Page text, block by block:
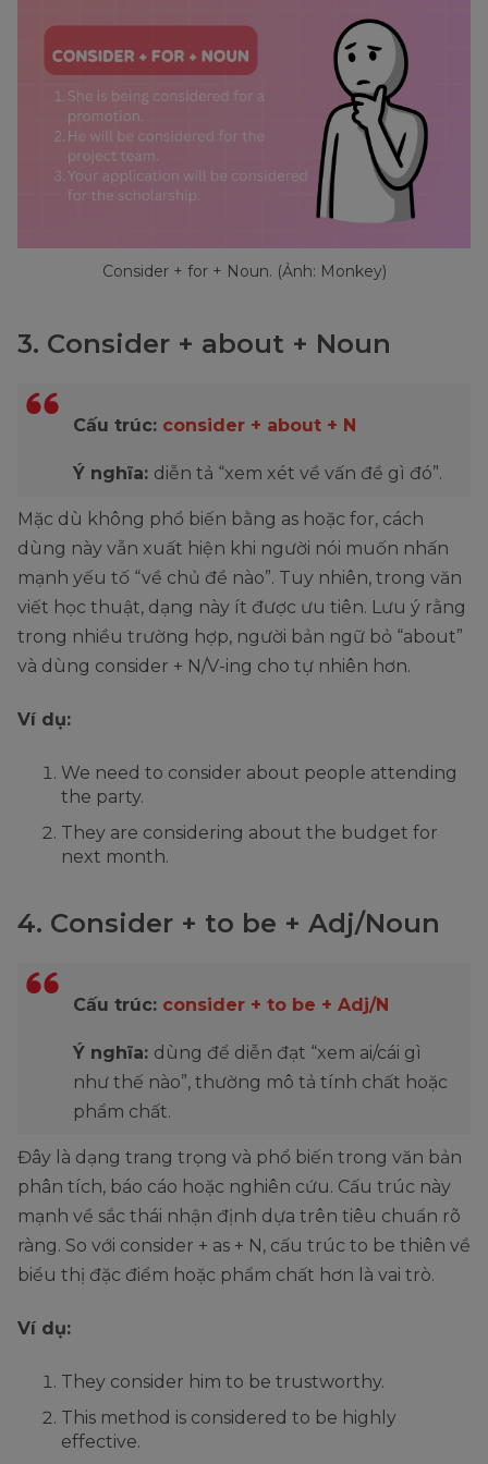
Consider + for + Noun. (Ảnh: Monkey)
3. Consider + about + Noun
Cấu trúc: consider + about + N
Ý nghĩa: diễn tả “xem xét về vấn đề gì đó”.
Mặc dù không phổ biến bằng as hoặc for, cách
dùng này vẫn xuất hiện khi người nói muốn nhấn
mạnh yếu tố “về chủ đề nào”. Tuy nhiên, trong văn
viết học thuật, dạng này ít được ưu tiên. Lưu ý rằng
trong nhiều trường hợp, người bản ngữ bỏ “about”
và dùng consider + N/V-ing cho tự nhiên hơn.
Ví dụ:
We need to consider about people attending
the party.
They are considering about the budget for
next month.
4. Consider + to be + Adj/Noun
Cấu trúc: consider + to be + Adj/N
Ý nghĩa: dùng để diễn đạt “xem ai/cái gì
như thế nào”, thường mô tả tính chất hoặc
phẩm chất.
Đây là dạng trang trọng và phổ biến trong văn bản
phân tích, báo cáo hoặc nghiên cứu. Cấu trúc này
mạnh về sắc thái nhận định dựa trên tiêu chuẩn rõ
ràng. So với consider + as + N, cấu trúc to be thiên về
biểu thị đặc điểm hoặc phẩm chất hơn là vai trò.
Ví dụ:
They consider him to be trustworthy.
This method is considered to be highly
effective.